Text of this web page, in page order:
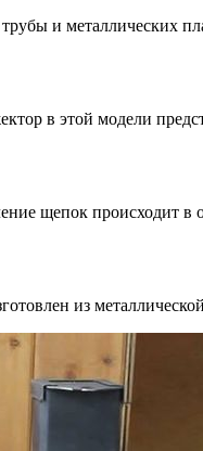
и металлических
в этой модели
щепок происходит
из